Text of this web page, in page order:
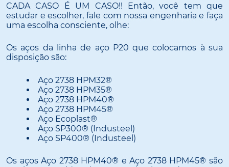
CADA CASO É UM CASO!! Então, você tem que
estudar e escolher, fale com nossa engenharia e faça
uma escolha consciente, olhe:
Os aços da linha de aço P20 que colocamos à sua
disposição são:
Aço 2738 HPM32®
Aço 2738 HPM35®
Aço 2738 HPM40®
Aço 2738 HPM45®
Aço Ecoplast®
Aço SP300® (Industeel)
Aço SP400® (Industeel)
Os aços Aço 2738 HPM40® e Aço 2738 HPM45® são